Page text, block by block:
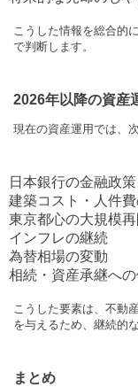
こうした情報を総合的
で判断します。
2026年以降の資産
現在の資産運用では、
日本銀行の金融政
建築コスト・人件
東京都心の大規模
インフレの継続
為替相場の変動
相続・資産承継への
こうした要素は、不動
を与えるため、継続的
まとめ